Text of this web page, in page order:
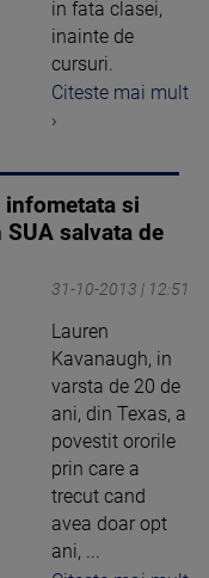
in fata clasei,
inainte de
cursuri.
Citeste mai mult
›
si
salvata de
31-10-2013 | 12:51
Lauren
Kavanaugh, in
varsta de 20 de
ani, din Texas, a
povestit ororile
prin care a
trecut cand
avea doar opt
ani, ...